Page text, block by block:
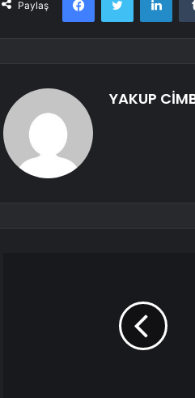
Paylaş
YAKUP